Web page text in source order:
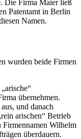
Die Firma Maier ließ
Patentamt in Berlin
Namen.
wurden beide Firmen
übernehmen.
und danach
arischen“ Betrieb
Firmennamen Wilhelm
überdauern.